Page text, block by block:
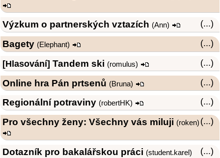
(...)
Výzkum o partnerských vztazích (Ann)
(...)
Bagety (Elephant)
(...)
[Hlasování] Tandem ski (romulus)
(...)
Online hra Pán prtsenů (Bruna)
(...)
Regionální potraviny (robertHK)
(...)
Pro všechny ženy: Všechny vás miluji (roken)
(...)
Dotazník pro bakalářskou práci (student.karel)